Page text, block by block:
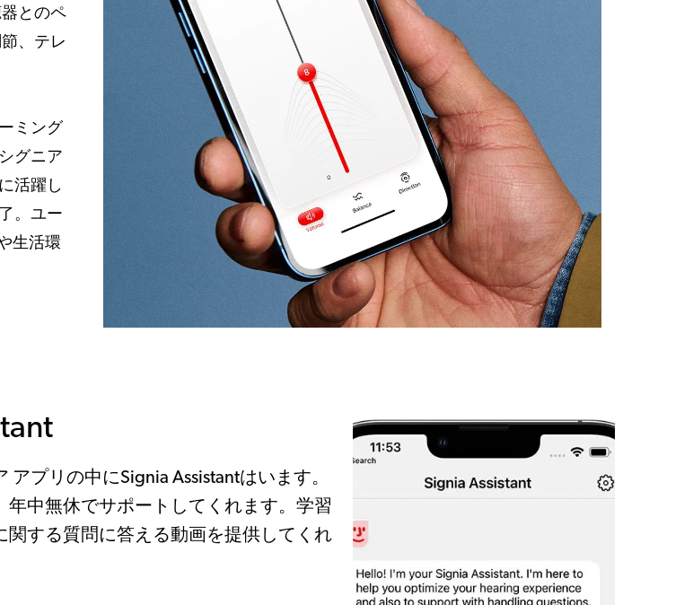
とのペ
、テレ
ミング
グニア
活躍し
。ユー
生活環
プリの中にSignia Assistantはいます。
中無休でサポートしてくれます。学習
する質問に答える動画を提供してくれ